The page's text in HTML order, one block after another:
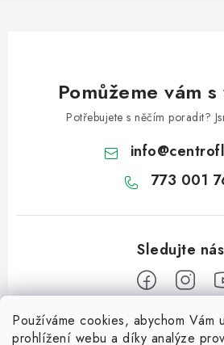
Používáme cookies, abychom Vám
prohlížení webu a díky analýze
Pomůžeme vám
Potřebujete s něčím poradit?
info@
773 001